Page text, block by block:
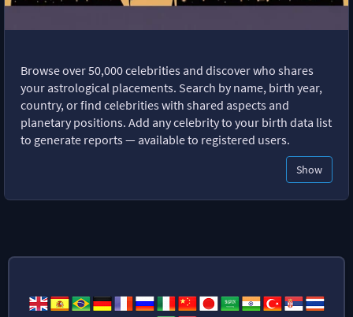
Browse over 50,000 celebrities and discover who shares
your astrological placements. Search by name, birth year,
country, or find celebrities with shared aspects and
planetary positions. Add any celebrity to your birth data list
to generate reports — available to registered users.
Show